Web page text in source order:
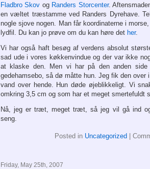
Fladbro Skov og Randers Storcenter.
en væltet træstamme ved Randers Dyrehave.
nogle sjove nogen. Man får koordinaterne i
lydfil. Du kan jo prøve om du kan høre det her.
Vi har også haft besøg af verdens absolut
sad ude i vores køkkenvindue og der var ikke
at klaske den. Men vi har på den anden
gedehamsebo, så dø måtte hun. Jeg fik den
vand over hende. Hun døde øjeblikkeligt. Vi
omkring 3,5 cm og som har et meget smertefuldt
Nå, jeg er træt, meget træt, så jeg vil gå ind
seng.
Posted in Uncategorized
Friday, May 25th, 2007